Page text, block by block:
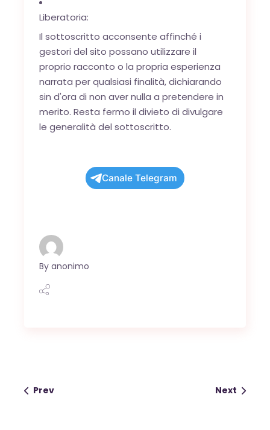
Liberatoria:
Il sottoscritto acconsente affinché i
gestori del sito possano utilizzare il
proprio racconto o la propria esperienza
narrata per qualsiasi finalità, dichiarando
sin d'ora di non aver nulla a pretendere in
merito. Resta fermo il divieto di divulgare
le generalità del sottoscritto.
Canale Telegram
By anonimo
Prev Next